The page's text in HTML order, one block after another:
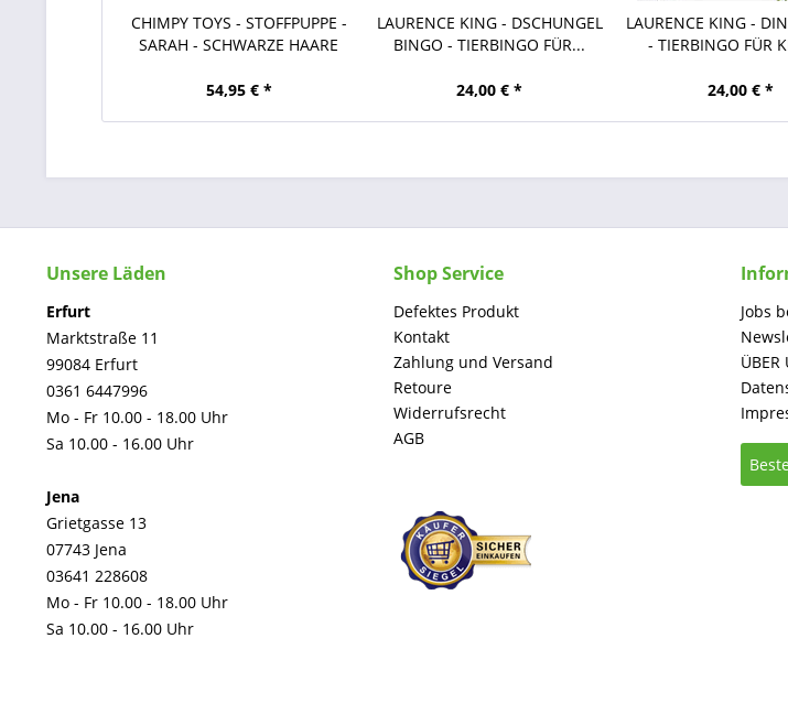
CHIMPY TOYS - STOFFPUPPE -
SARAH - SCHWARZE HAARE
54,95 € *
LAURENCE KING - DSCHUNGEL
BINGO - TIERBINGO FÜR...
24,00 € *
LAURENCE KING -
- TIERBINGO FÜR
24,00 € *
Unsere Läden
Erfurt
Marktstraße 11
99084 Erfurt
0361 6447996
Mo - Fr 10.00 - 18.00 Uhr
Sa 10.00 - 16.00 Uhr
Jena
Grietgasse 13
07743 Jena
03641 228608
Mo - Fr 10.00 - 18.00 Uhr
Sa 10.00 - 16.00 Uhr
Shop Service
Defektes Produkt
Kontakt
Zahlung und Versand
Retoure
Widerrufsrecht
AGB
Jobs
ÜBER